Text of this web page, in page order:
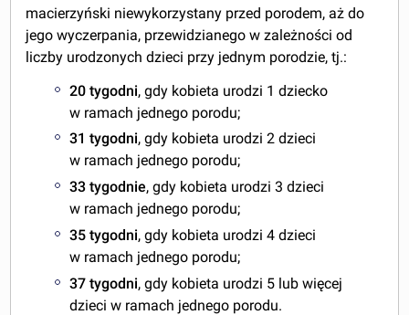
macierzyński niewykorzystany przed porodem, aż do
jego wyczerpania, przewidzianego w zależności od
liczby urodzonych dzieci przy jednym porodzie, tj.:
20 tygodni, gdy kobieta urodzi 1 dziecko
w ramach jednego porodu;
31 tygodni, gdy kobieta urodzi 2 dzieci
w ramach jednego porodu;
33 tygodnie, gdy kobieta urodzi 3 dzieci
w ramach jednego porodu;
35 tygodni, gdy kobieta urodzi 4 dzieci
w ramach jednego porodu;
37 tygodni, gdy kobieta urodzi 5 lub więcej
dzieci w ramach jednego porodu.